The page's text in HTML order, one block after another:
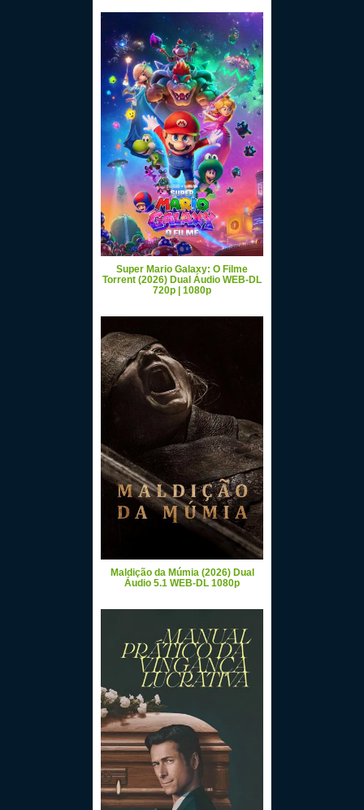
Super Mario Galaxy: O Filme
Torrent (2026) Dual Áudio WEB-DL
720p | 1080p
Maldição da Múmia (2026) Dual
Áudio 5.1 WEB-DL 1080p